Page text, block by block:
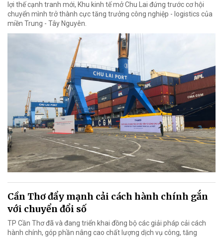
lợi thế cạnh tranh mới, Khu kinh tế mở Chu Lai đứng trước cơ hội
chuyển mình trở thành cực tăng trưởng công nghiệp - logistics của
miền Trung - Tây Nguyên.
Cần Thơ đẩy mạnh cải cách hành chính gắn
với chuyển đổi số
TP Cần Thơ đã và đang triển khai đồng bộ các giải pháp cải cách
hành chính, góp phần nâng cao chất lượng dịch vụ công, tăng